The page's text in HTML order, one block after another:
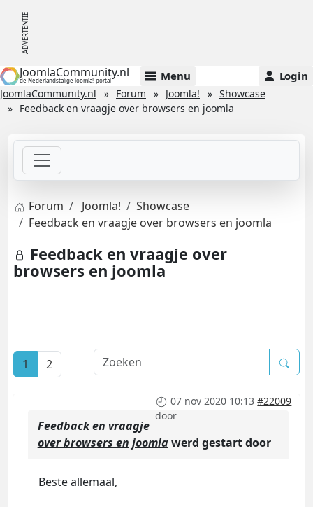
JoomlaCommunity.nl
de Nederlandstalige Joomla!-portal Menu Login
JoomlaCommunity.nl Forum Joomla!
Showcase
Feedback en vraagje over browsers en joomla
Forum Joomla!
Showcase
Feedback en vraagje over browsers en joomla
Feedback en vraagje over
browsers en joomla
1 2
07 nov 2020 10:13 #22009
door
Feedback en vraagje
over browsers en joomlawerd gestart door
Beste allemaal,